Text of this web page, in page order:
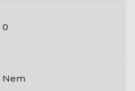
0
Nem